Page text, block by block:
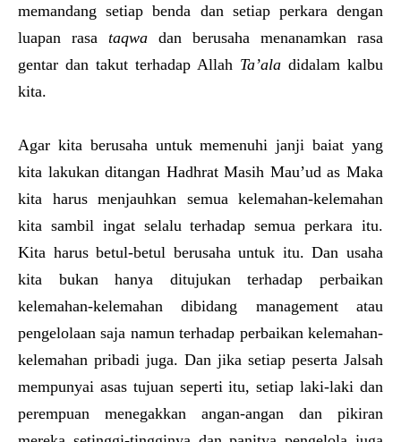
memandang setiap benda dan setiap perkara dengan
luapan rasa taqwa dan berusaha menanamkan rasa
gentar dan takut terhadap Allah Ta’ala didalam kalbu
kita.
Agar kita berusaha untuk memenuhi janji baiat yang
kita lakukan ditangan Hadhrat Masih Mau’ud as Maka
kita harus menjauhkan semua kelemahan-kelemahan
kita sambil ingat selalu terhadap semua perkara itu.
Kita harus betul-betul berusaha untuk itu. Dan usaha
kita bukan hanya ditujukan terhadap perbaikan
kelemahan-kelemahan dibidang management atau
pengelolaan saja namun terhadap perbaikan kelemahan-
kelemahan pribadi juga. Dan jika setiap peserta Jalsah
mempunyai asas tujuan seperti itu, setiap laki-laki dan
perempuan menegakkan angan-angan dan pikiran